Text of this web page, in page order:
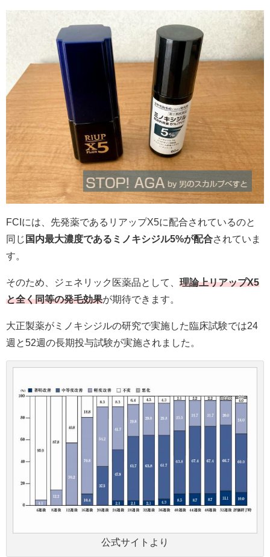
FCIには、先発薬であるリアップX5に配合されているのと
同じ 国内最大濃度であるミノキシジル5%が配合されていま
す。
そのため、ジェネリック医薬品として、 理論上リアップX5
と全く同等の発毛効果が期待できます。
大正製薬がミノキシジルの研究で実施した臨床試験では24
週と52週の長期投与試験が実施されました。
公式サイトより